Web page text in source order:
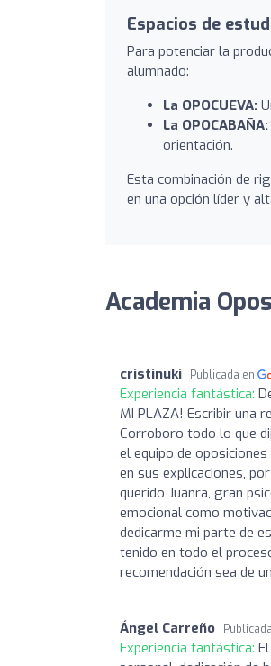
Espacios de
Para potenciar la
alumnado:
La OPOCUEVA:
La OPOCABAÑA:
orientación.
Esta combinación de
en una opción líder y
Academia
cristinuki Publicada en
Experiencia fantástica:
MI PLAZA! Escribir una
Corroboro todo lo que
el equipo de
en sus explicaciones,
querido Juanra, gran
emocional como
dedicarme mi parte de
tenido en todo el
recomendación sea de
Ángel Carreño
Experiencia fantástica: